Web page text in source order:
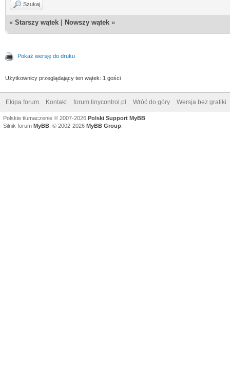
Szukaj
« Starszy wątek Nowszy wątek »
Pokaż wersję do druku
Użytkownicy przeglądający ten wątek: 1 gości
Ekipa forum Kontakt forum.tinycontrol.pl Wróć do góry Wersja bez grafiki
Polskie tłumaczenie © 2007-2026 Polski Support MyBB
Silnik forum MyBB , © 2002-2026 MyBB Group